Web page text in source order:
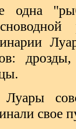
одна
свое